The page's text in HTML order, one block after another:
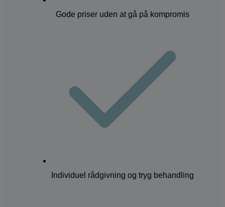
AKUT TANDLÆGE
Gode priser uden at gå på kompromis
Individuel rådgivning og tryg behandling